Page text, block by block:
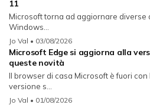
11
Microsoft torna ad aggiornare diverse
Windows...
Jo Val • 03/08/2026
Microsoft Edge si aggiorna alla
queste novità
Il browser di casa Microsoft è fuori con
versione s...
Jo Val • 01/08/2026